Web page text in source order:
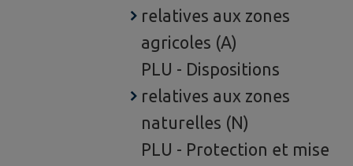
relatives aux zones
agricoles (A)
PLU - Dispositions
relatives aux zones
naturelles (N)
PLU - Protection et mise